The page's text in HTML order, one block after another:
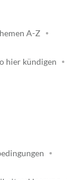
A-Z
hier kündigen